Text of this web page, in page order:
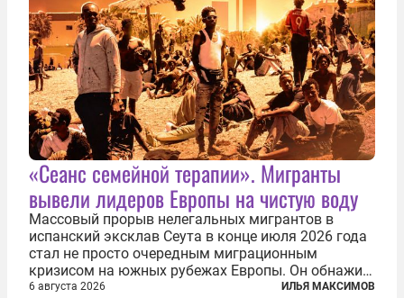
«Сеанс семейной терапии». Мигранты
вывели лидеров Европы на чистую воду
Массовый прорыв нелегальных мигрантов в
испанский эксклав Сеута в конце июля 2026 года
стал не просто очередным миграционным
кризисом на южных рубежах Европы. Он обнажил
фундаментальный раскол внутри Евросоюза,
6 августа 2026 ИЛЬЯ МАКСИМОВ